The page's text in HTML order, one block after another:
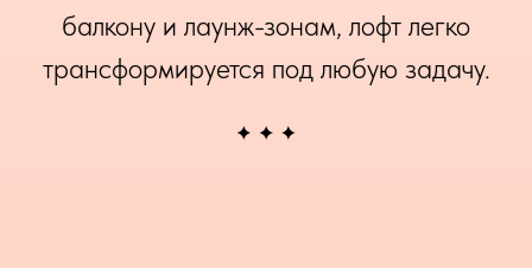
балкону и лаунж-зонам, лофт легко
трансформируется под любую задачу.